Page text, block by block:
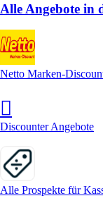
Alle Angebote in
Netto Marken-
Discounter Angebote
Alle Prospekte für